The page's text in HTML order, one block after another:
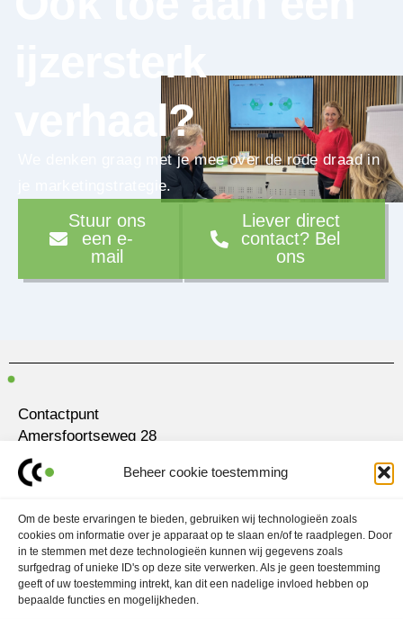
Beheer cookie toestemming
Om de beste ervaringen te bieden, gebruiken wij technologieën zoals
cookies om informatie over je apparaat op te slaan en/of te raadplegen. Door
in te stemmen met deze technologieën kunnen wij gegevens zoals
surfgedrag of unieke ID's op deze site verwerken. Als je geen toestemming
geeft of uw toestemming intrekt, kan dit een nadelige invloed hebben op
bepaalde functies en mogelijkheden.
ijzersterk
verhaal?
We denken graag met je mee over de rode draad in
je marketingstrategie.
Stuur ons
een e-
mail
Liever direct
contact? Bel
ons
Contactpunt
Amersfoortseweg 28
3751 LK Bunschoten-Spakenburg
contact@ubo.agency
L
i
k
e
I
n
s
t
a
Marketingstrategie